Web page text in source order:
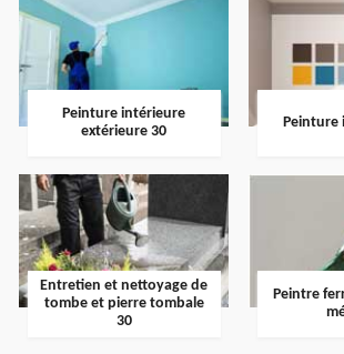
Peinture intérieure
extérieure 30
Peinture
Entretien et nettoyage de
tombe et pierre tombale
30
Peintre